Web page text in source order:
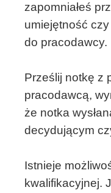
zapomniałeś
umiejętność
do pracodawcy.
Prześlij notkę z
pracodawcą,
że notka
decydującym
Istnieje
kwalifikacyjnej.